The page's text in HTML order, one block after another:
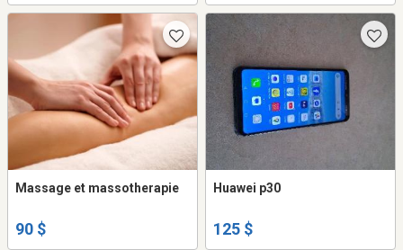
Massage et massotherapie
90 $
Huawei p30
125 $